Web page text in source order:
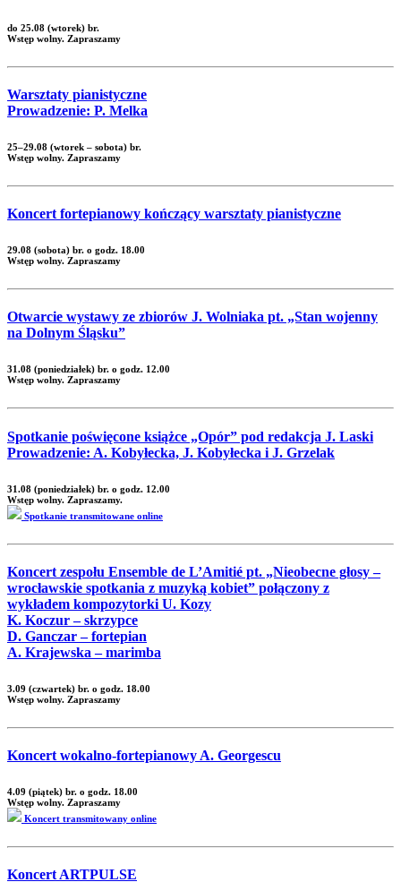
do 25.08 (wtorek) br.
Wstęp wolny. Zapraszamy
Warsztaty pianistyczne
Prowadzenie: P. Melka
25–29.08 (wtorek – sobota) br.
Wstęp wolny. Zapraszamy
Koncert fortepianowy kończący warsztaty pianistyczne
29.08 (sobota) br. o godz. 18.00
Wstęp wolny. Zapraszamy
Otwarcie wystawy ze zbiorów J. Wolniaka pt. „Stan wojenny
na Dolnym Śląsku”
31.08 (poniedziałek) br. o godz. 12.00
Wstęp wolny. Zapraszamy
Spotkanie poświęcone książce „Opór” pod redakcja J. Laski
Prowadzenie: A. Kobyłecka, J. Kobyłecka i J. Grzelak
31.08 (poniedziałek) br. o godz. 12.00
Wstęp wolny. Zapraszamy.
Spotkanie transmitowane online
Koncert zespołu Ensemble de L’Amitié pt. „Nieobecne głosy –
wrocławskie spotkania z muzyką kobiet” połączony z
wykładem kompozytorki U. Kozy
K. Koczur – skrzypce
D. Ganczar – fortepian
A. Krajewska – marimba
3.09 (czwartek) br. o godz. 18.00
Wstęp wolny. Zapraszamy
Koncert wokalno-fortepianowy A. Georgescu
4.09 (piątek) br. o godz. 18.00
Wstęp wolny. Zapraszamy
Koncert transmitowany online
Koncert ARTPULSE